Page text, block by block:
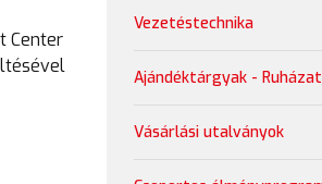
Center
Vezetéstechnika
Ajándéktárgyak - Ruházat
Vásárlási utalványok